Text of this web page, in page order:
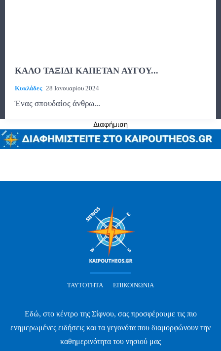
ΚΑΛΟ ΤΑΞΙΔΙ ΚΑΠΕΤΑΝ ΑΥΓΟΥ...
Κυκλάδες 28 Ιανουαρίου 2024
Ένας σπουδαίος άνθρω...
Διαφήμιση
ΤΑΥΤΌΤΗΤΑ ΕΠΙΚΟΙΝΩΝΊΑ
Εδώ, στο κέντρο της Σίφνου, σας προσφέρουμε τις πιο
ενημερωμένες ειδήσεις και τα γεγονότα που διαμορφώνουν την
καθημερινότητα του νησιού μας